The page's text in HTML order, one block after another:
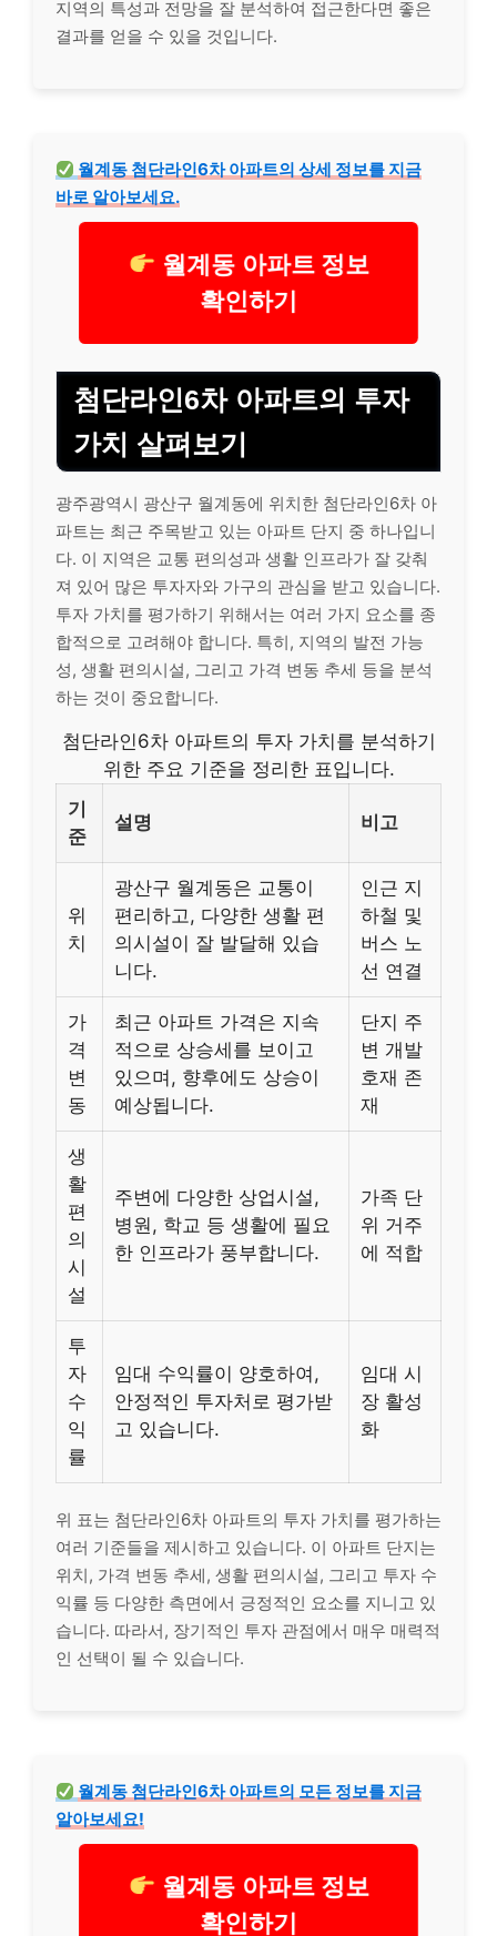
지역의 특성과 전망을 잘 분석하여 접근한다면 좋은
결과를 얻을 수 있을 것입니다.
월계동 첨단라인6차 아파트의 상세 정보를 지금
바로 알아보세요.
월계동 아파트 정보
확인하기
첨단라인6차 아파트의 투자
가치 살펴보기
광주광역시 광산구 월계동에 위치한 첨단라인6차 아
파트는 최근 주목받고 있는 아파트 단지 중 하나입니
다. 이 지역은 교통 편의성과 생활 인프라가 잘 갖춰
져 있어 많은 투자자와 가구의 관심을 받고 있습니다.
투자 가치를 평가하기 위해서는 여러 가지 요소를 종
합적으로 고려해야 합니다. 특히, 지역의 발전 가능
성, 생활 편의시설, 그리고 가격 변동 추세 등을 분석
하는 것이 중요합니다.
첨단라인6차 아파트의 투자 가치를 분석하기
위한 주요 기준을 정리한 표입니다.
기
준
설명 비고
위
치
광산구 월계동은 교통이
편리하고, 다양한 생활 편
의시설이 잘 발달해 있습
니다.
인근 지
하철 및
버스 노
선 연결
가
격
변
동
최근 아파트 가격은 지속
적으로 상승세를 보이고
있으며, 향후에도 상승이
예상됩니다.
단지 주
변 개발
호재 존
재
생
활
편
의
시
설
주변에 다양한 상업시설,
병원, 학교 등 생활에 필요
한 인프라가 풍부합니다.
가족 단
위 거주
에 적합
투
자
수
익
률
임대 수익률이 양호하여,
안정적인 투자처로 평가받
고 있습니다.
임대 시
장 활성
화
위 표는 첨단라인6차 아파트의 투자 가치를 평가하는
여러 기준들을 제시하고 있습니다. 이 아파트 단지는
위치, 가격 변동 추세, 생활 편의시설, 그리고 투자 수
익률 등 다양한 측면에서 긍정적인 요소를 지니고 있
습니다. 따라서, 장기적인 투자 관점에서 매우 매력적
인 선택이 될 수 있습니다.
월계동 첨단라인6차 아파트의 모든 정보를 지금
알아보세요!
월계동 아파트 정보
확인하기